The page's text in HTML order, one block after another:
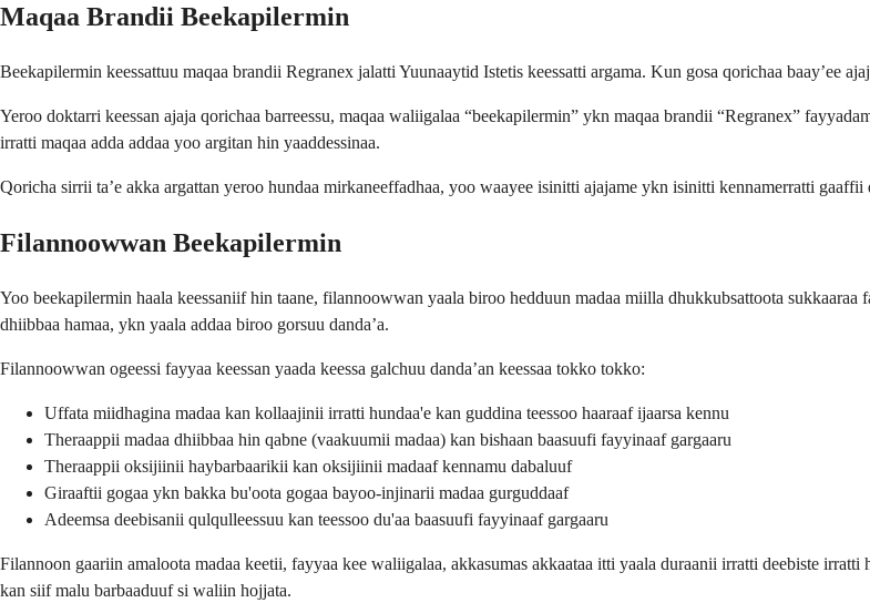
Maqaa Brandii Beekapilermin
Beekapilermin keessattuu maqaa brandii Regranex jalatti Yuunaaytid Istetis keessatti argama. Kun gosa qorichaa baay’ee
Yeroo doktarri keessan ajaja qorichaa barreessu, maqaa waliigalaa “beekapilermin” ykn maqaa brandii “Regranex”
irratti maqaa adda addaa yoo argitan hin yaaddessinaa.
Qoricha sirrii ta’e akka argattan yeroo hundaa mirkaneeffadhaa, yoo waayee isinitti ajajame ykn isinitti kennamerratti gaaffii
Filannoowwan Beekapilermin
Yoo beekapilermin haala keessaniif hin taane, filannoowwan yaala biroo hedduun madaa miilla dhukkubsattoota sukkaaraa
dhiibbaa hamaa, ykn yaala addaa biroo gorsuu danda’a.
Filannoowwan ogeessi fayyaa keessan yaada keessa galchuu danda’an keessaa tokko tokko:
Uffata miidhagina madaa kan kollaajinii irratti hundaa'e kan guddina teessoo haaraaf ijaarsa kennu
Theraappii madaa dhiibbaa hin qabne (vaakuumii madaa) kan bishaan baasuufi fayyinaaf gargaaru
Theraappii oksijiinii haybarbaarikii kan oksijiinii madaaf kennamu dabaluuf
Giraaftii gogaa ykn bakka bu'oota gogaa bayoo-injinarii madaa gurguddaaf
Adeemsa deebisanii qulqulleessuu kan teessoo du'aa baasuufi fayyinaaf gargaaru
Filannoon gaariin amaloota madaa keetii, fayyaa kee waliigalaa, akkasumas akkaataa itti yaala duraanii irratti deebiste
kan siif malu barbaaduuf si waliin hojjata.